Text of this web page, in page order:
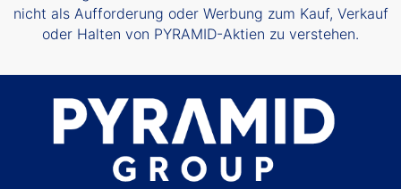
nicht als Aufforderung oder Werbung zum Kauf, Verkauf
oder Halten von PYRAMID-Aktien zu verstehen.